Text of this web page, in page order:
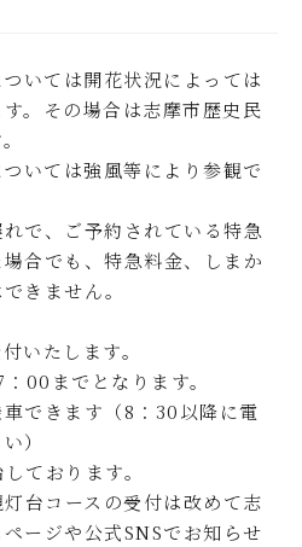
いては開花状況によっては
。その場合は志摩市歴史民
いては強風等により参観で
で、ご予約されている特急
合でも、特急料金、しまか
きません。
いたします。
00までとなります。
できます（8：30以降に電
）
ております。
台コースの受付は改めて志
ージや公式SNSでお知らせ